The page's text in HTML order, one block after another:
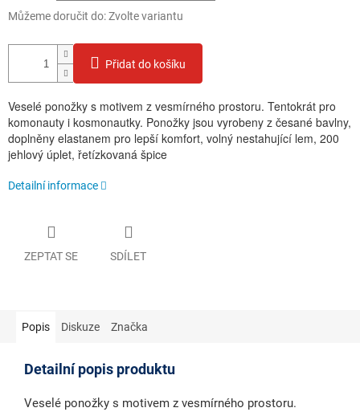
Můžeme doručit do:Zvolte variantu
Přidat do košíku
Veselé ponožky s motivem z vesmírného prostoru. Tentokrát pro
komonauty i kosmonautky. Ponožky jsou vyrobeny z česané bavlny,
doplněny elastanem pro lepší komfort, volný nestahující lem, 200
jehlový úplet, řetízkovaná špice
Detailní informace
ZEPTAT SE SDÍLET
Popis Diskuze Značka
Detailní popis produktu
Veselé ponožky s motivem z vesmírného prostoru.